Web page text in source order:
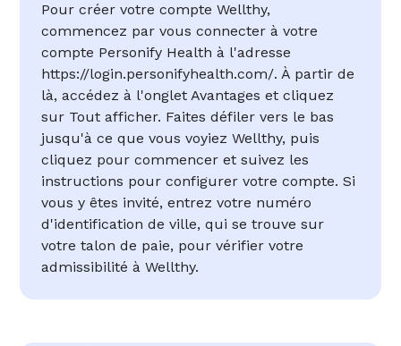
Pour créer votre compte Wellthy,
commencez par vous connecter à votre
compte Personify Health à l'adresse
https://login.personifyhealth.com/. À partir de
là, accédez à l'onglet Avantages et cliquez
sur Tout afficher. Faites défiler vers le bas
jusqu'à ce que vous voyiez Wellthy, puis
cliquez pour commencer et suivez les
instructions pour configurer votre compte. Si
vous y êtes invité, entrez votre numéro
d'identification de ville, qui se trouve sur
votre talon de paie, pour vérifier votre
admissibilité à Wellthy.